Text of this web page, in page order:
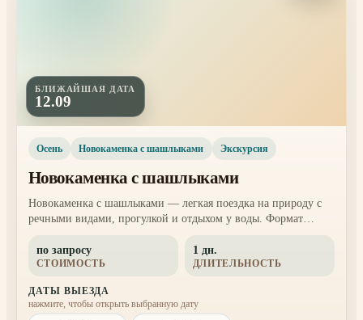
БЛИЖАЙШАЯ ДАТА
12.09
Осень Новокаменка с шашлыками Экскурсия
Новокаменка с шашлыками
Новокаменка с шашлыками — легкая поездка на природу с
речными видами, прогулкой и отдыхом у воды. Формат
маршрута и провести день спокойно, вкусно и красиво.
по запросу
СТОИМОСТЬ
1 дн.
ДЛИТЕЛЬНОСТЬ
ДАТЫ ВЫЕЗДА
нажмите, чтобы открыть выбранную дату